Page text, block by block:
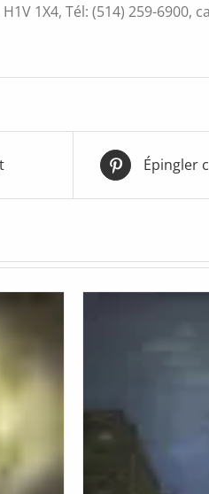
1X4, Tél: (514) 259-6900,
Épingler